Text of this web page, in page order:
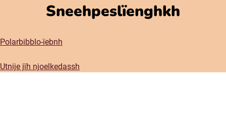
Sneehpeslïenghkh
Polarbibblo-ïebnh
Utnije jïh njoelkedassh